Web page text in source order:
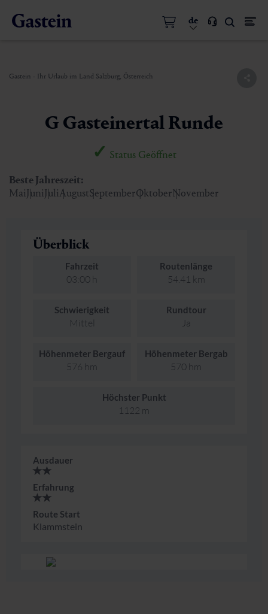
de
Gastein - Ihr Urlaub im Land Salzburg, Österreich
G Gasteinertal Runde
Status Geöffnet
Beste Jahreszeit:
MaiJuniJuliAugustSeptemberOktoberNovember
Überblick
Fahrzeit
03:00 h
Routenlänge
54.41 km
Schwierigkeit
Mittel
Rundtour
Ja
Höhenmeter Bergauf
576 hm
Höhenmeter Bergab
570 hm
Höchster Punkt
1122 m
Ausdauer
Erfahrung
Route Start
Klammstein